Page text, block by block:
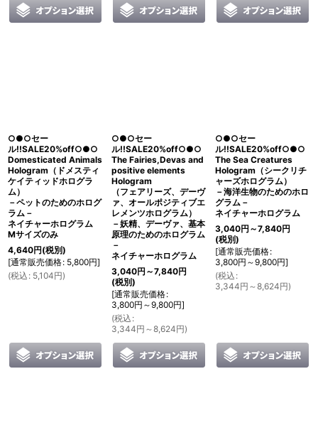
○●○セー
ル!!SALE20%off○●○
Domesticated Animals
Hologram（ドメスティ
ケイティッドホログラ
ム）
－ペットのためのホログ
ラム－
ネイチャーホログラム
Mサイズのみ
4,640円(税別)
[通常販売価格: 5,800円]
(税込 : 5,104円)
○●○セー
ル!!SALE20%off○●○
The Fairies,Devas and
positive elements
Hologram
（フェアリーズ、デーヴ
ァ、オールポジティブエ
レメンツホログラム）
－妖精、デーヴァ、基本
原理のためのホログラム
－
ネイチャーホログラム
3,040円 ～7,840円
(税別)
[通常販売価格:
3,800円 ～9,800円]
(税込 :
3,344円 ～8,624円)
○●○セー
ル!!SALE20%off○●○
The Sea Creatures
Hologram（シークリチ
ャーズホログラム）
－海洋生物のためのホロ
グラム－
ネイチャーホログラム
3,040円 ～7,840円
(税別)
[通常販売価格:
3,800円 ～9,800円]
(税込 :
3,344円 ～8,624円)